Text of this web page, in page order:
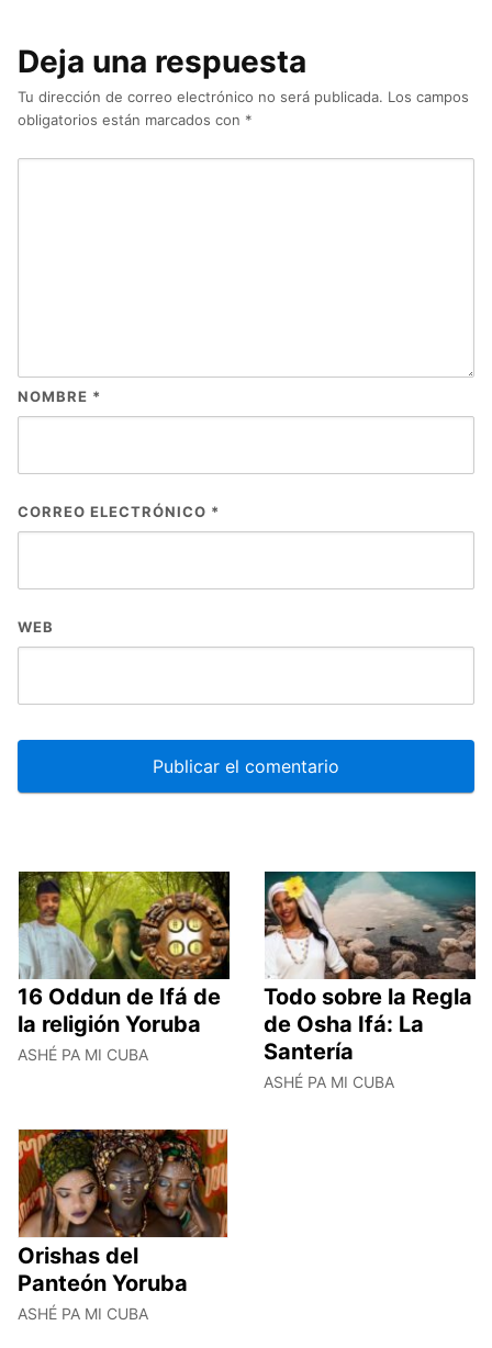
Deja una respuesta
Tu dirección de correo electrónico no será publicada. Los campos
obligatorios están marcados con *
NOMBRE *
CORREO ELECTRÓNICO *
WEB
16 Oddun de Ifá de
la religión Yoruba
ASHÉ PA MI CUBA
Todo sobre la Regla
de Osha Ifá: La
Santería
ASHÉ PA MI CUBA
Orishas del
Panteón Yoruba
ASHÉ PA MI CUBA